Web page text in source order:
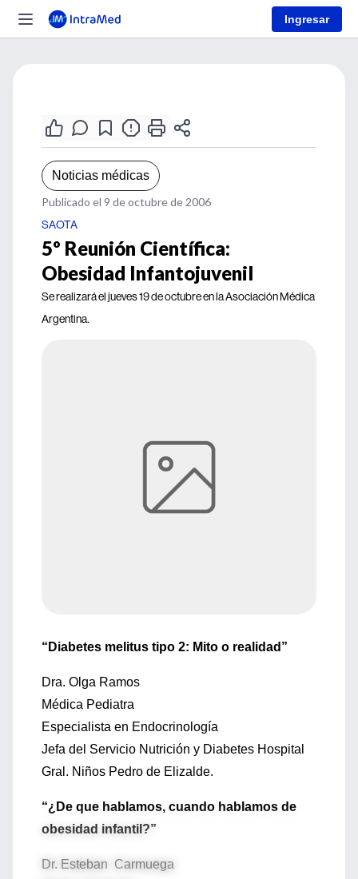
Ingresar
Noticias médicas
Publicado el 9 de octubre de 2006
SAOTA
5º Reunión Científica:
Obesidad Infantojuvenil
Se realizará el jueves 19 de octubre en la Asociación Médica
Argentina.
“Diabetes melitus tipo 2: Mito o realidad”
Dra. Olga Ramos
Médica Pediatra
Especialista en Endocrinología
Jefa del Servicio Nutrición y Diabetes Hospital
Gral. Niños Pedro de Elizalde.
“¿De que hablamos, cuando hablamos de
obesidad infantil?”
Dr. Esteban Carmuega